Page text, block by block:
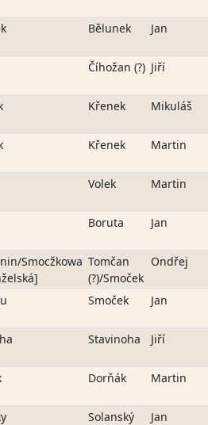
Bělunek Jan
Číhožan (?) Jiří
Křenek Mikuláš
Křenek Martin
Volek Martin
Boruta Jan
Smocžkowa Tomčan
(?)/Smoček
Ondřej
Smoček Jan
Stavinoha Jiří
Dorňák Martin
Solanský Jan